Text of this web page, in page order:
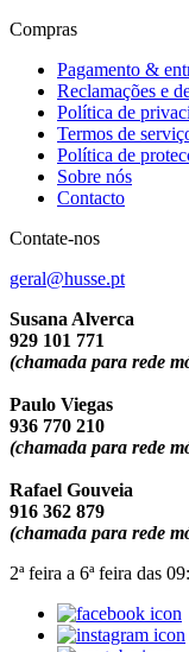
Compras
Pagamento &
Reclamações e
Política de
Termos de
Política de
Sobre nós
Contacto
Contate-nos
geral@husse.pt
Susana Alverca
929 101 771
(chamada para rede
Paulo Viegas
936 770 210
(chamada para rede
Rafael Gouveia
916 362 879
(chamada para rede
2ª feira a 6ª feira das